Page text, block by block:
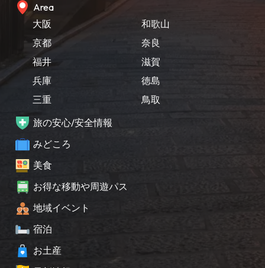
Area
大阪
京都
福井
兵庫
三重
和歌山
奈良
滋賀
徳島
鳥取
旅の安心/安全情報
みどころ
美食
お得な移動や周遊パス
地域イベント
宿泊
お土産